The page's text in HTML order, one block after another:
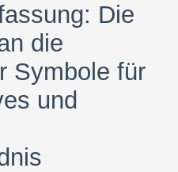
Die
die
Symbole für
und